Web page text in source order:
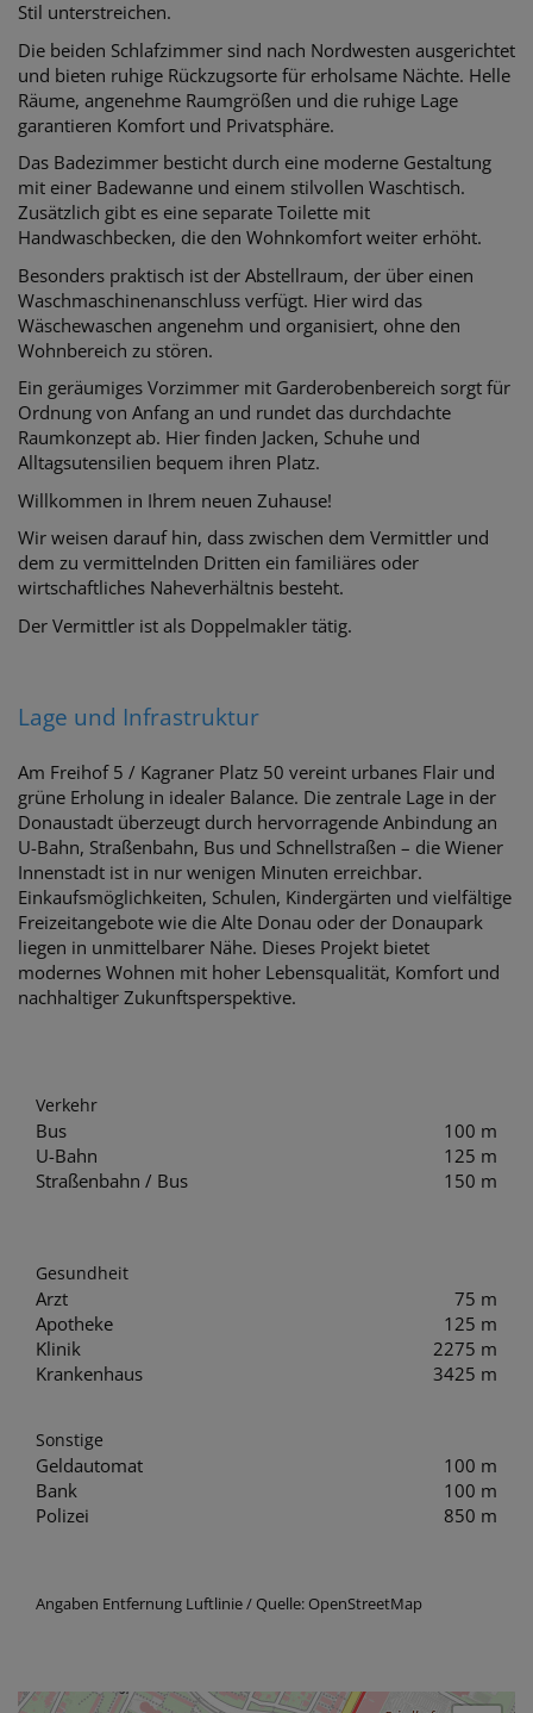
Stil unterstreichen.
Die beiden Schlafzimmer sind nach Nordwesten ausgerichtet
und bieten ruhige Rückzugsorte für erholsame Nächte. Helle
Räume, angenehme Raumgrößen und die ruhige Lage
garantieren Komfort und Privatsphäre.
Das Badezimmer besticht durch eine moderne Gestaltung
mit einer Badewanne und einem stilvollen Waschtisch.
Zusätzlich gibt es eine separate Toilette mit
Handwaschbecken, die den Wohnkomfort weiter erhöht.
Besonders praktisch ist der Abstellraum, der über einen
Waschmaschinenanschluss verfügt. Hier wird das
Wäschewaschen angenehm und organisiert, ohne den
Wohnbereich zu stören.
Ein geräumiges Vorzimmer mit Garderobenbereich sorgt für
Ordnung von Anfang an und rundet das durchdachte
Raumkonzept ab. Hier finden Jacken, Schuhe und
Alltagsutensilien bequem ihren Platz.
Willkommen in Ihrem neuen Zuhause!
Wir weisen darauf hin, dass zwischen dem Vermittler und
dem zu vermittelnden Dritten ein familiäres oder
wirtschaftliches Naheverhältnis besteht.
Der Vermittler ist als Doppelmakler tätig.
Lage und Infrastruktur
Am Freihof 5 / Kagraner Platz 50 vereint urbanes Flair und
grüne Erholung in idealer Balance. Die zentrale Lage in der
Donaustadt überzeugt durch hervorragende Anbindung an
U-Bahn, Straßenbahn, Bus und Schnellstraßen – die Wiener
Innenstadt ist in nur wenigen Minuten erreichbar.
Einkaufsmöglichkeiten, Schulen, Kindergärten und vielfältige
Freizeitangebote wie die Alte Donau oder der Donaupark
liegen in unmittelbarer Nähe. Dieses Projekt bietet
modernes Wohnen mit hoher Lebensqualität, Komfort und
nachhaltiger Zukunftsperspektive.
Verkehr
Bus
100 m
U-Bahn
125 m
Straßenbahn / Bus
150 m
Gesundheit
Arzt
75 m
Apotheke
125 m
Klinik
2275 m
Krankenhaus
3425 m
Sonstige
Geldautomat
100 m
Bank
100 m
Polizei
850 m
Angaben Entfernung Luftlinie / Quelle: OpenStreetMap